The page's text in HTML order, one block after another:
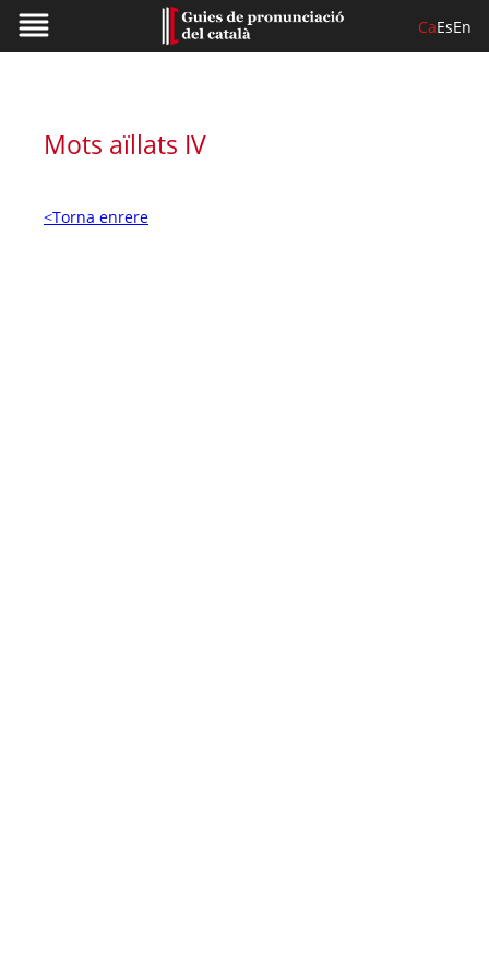
CaEsEn
Mots aïllats IV
<Torna enrere